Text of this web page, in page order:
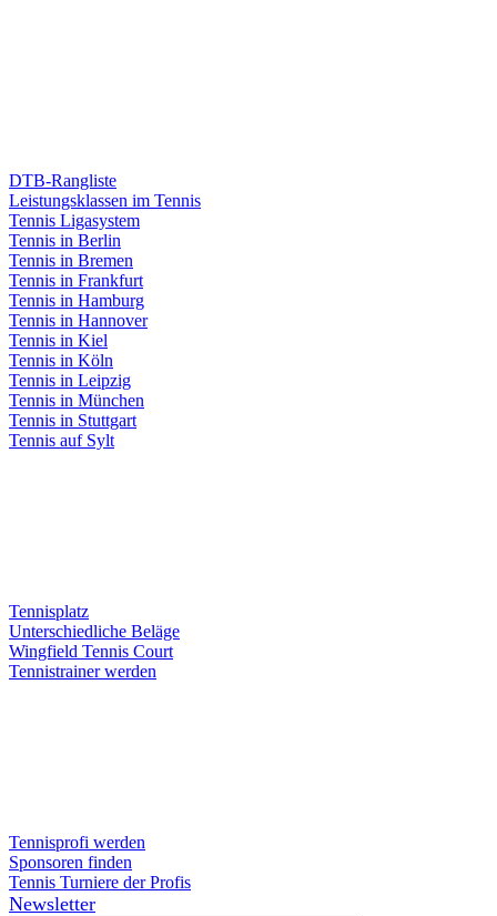
DTB-Rangliste
Leistungsklassen im Tennis
Tennis Ligasystem
Tennis in Berlin
Tennis in Bremen
Tennis in Frankfurt
Tennis in Hamburg
Tennis in Hannover
Tennis in Kiel
Tennis in Köln
Tennis in Leipzig
Tennis in München
Tennis in Stuttgart
Tennis auf Sylt
Tennisplatz
Unterschiedliche Beläge
Wingfield Tennis Court
Tennistrainer werden
Tennisprofi werden
Sponsoren finden
Tennis Turniere der Profis
Newsletter